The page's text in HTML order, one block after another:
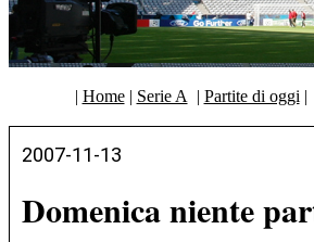
| Home| Serie A | Partite di oggi |
2007-11-13
Domenica niente